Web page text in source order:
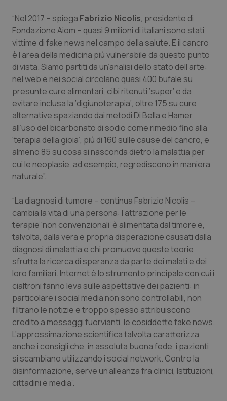
Lombardia
Marche
Molise
Piemonte
Provincia Autonoma di Bolzano
Provincia Autonoma di Trento
Puglia
Sardegna
Sicilia
Toscana
Umbria
Valle D’Aosta
Veneto
Dolore
Donna & Salute
Epatiti
HIV
Infezioni & Febbre
Ipertensione & Scompenso
Malattie rare
Malattia di Crohn & Rettocolite Ulcerosa
Neuroscienze & patologie neurodegenerative
Obesità
Oftalmologia
Oncodermatologia
Oncoematologia
Oncologia & Nutrizione
Psoriasi & pelle
“Nel 2017 – spiega Fabrizio Nicolis, presidente di
Fondazione Aiom – quasi 9 milioni di italiani sono stati
vittime di fake news nel campo della salute. E il cancro
è l’area della medicina più vulnerabile da questo punto
di vista. Siamo partiti da un’analisi dello stato dell’arte:
nel web e nei social circolano quasi 400 bufale su
presunte cure alimentari, cibi ritenuti ‘super’ e da
evitare inclusa la ‘digiunoterapia’, oltre 175 su cure
alternative spaziando dai metodi Di Bella e Hamer
all’uso del bicarbonato di sodio come rimedio fino alla
‘terapia della gioia’, più di 160 sulle cause del cancro, e
almeno 85 su cosa si nasconda dietro la malattia per
cui le neoplasie, ad esempio, regrediscono in maniera
naturale”.
“La diagnosi di tumore – continua Fabrizio Nicolis –
cambia la vita di una persona: l’attrazione per le
terapie ‘non convenzionali’ è alimentata dal timore e,
talvolta, dalla vera e propria disperazione causati dalla
diagnosi di malattia e chi promuove queste teorie
sfrutta la ricerca di speranza da parte dei malati e dei
loro familiari. Internet è lo strumento principale con cui i
cialtroni fanno leva sulle aspettative dei pazienti: in
particolare i social media non sono controllabili, non
filtrano le notizie e troppo spesso attribuiscono
credito a messaggi fuorvianti, le cosiddette fake news.
L’approssimazione scientifica talvolta caratterizza
anche i consigli che, in assoluta buona fede, i pazienti
si scambiano utilizzando i social network. Contro la
disinformazione, serve un’alleanza fra clinici, Istituzioni,
cittadini e media”.